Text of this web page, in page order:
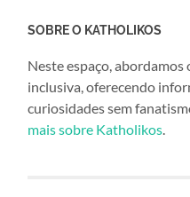
SOBRE O KATHOLIKOS
Neste espaço,
inclusiva, oferecendo
curiosidades sem
mais sobre Katholikos.